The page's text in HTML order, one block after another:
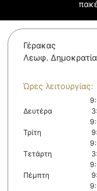
Γέρακας
Λεωφ.
Ώρες λειτουργίας:
Δευτέρα
Τρίτη
Τετάρτη
Πέμπτη